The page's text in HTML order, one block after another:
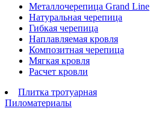
Металлочерепица Grand Line
Натуральная черепица
Гибкая черепица
Наплавляемая кровля
Композитная черепица
Мягкая кровля
Расчет кровли
Плитка тротуарная
Пиломатериалы